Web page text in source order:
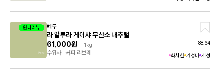
원더리뷰 페루
라 알투라 게이샤 무산소 내추럴
61,000원
1kg
수입사 커피 리브레
88.64
화사한 가성비 개성